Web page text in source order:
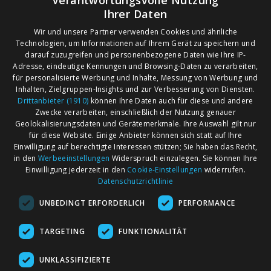
AGB
Impressum
Kontakt
Märkte nach Bundesländern
Märkte nach PLZ
Märkte nach Umkreis
Flohmarkt
Ihrer Daten
Wir und unsere Partner verwenden Cookies und ähnliche
Technologien, um Informationen auf Ihrem Gerät zu speichern und
darauf zuzugreifen und personenbezogene Daten wie Ihre IP-
Adresse, eindeutige Kennungen und Browsing-Daten zu verarbeiten,
für personalisierte Werbung und Inhalte, Messung von Werbung und
Inhalten, Zielgruppen-Insights und zur Verbesserung von Diensten.
Drittanbieter (1910) können Ihre Daten auch für diese und andere
Zwecke verarbeiten, einschließlich der Nutzung genauer
Geolokalisierungsdaten und Gerätemerkmale. Ihre Auswahl gilt nur
für diese Website. Einige Anbieter können sich statt auf Ihre
Einwilligung auf berechtigte Interessen stützen; Sie haben das Recht,
in den Werbeeinstellungen Widerspruch einzulegen. Sie können Ihre
Einwilligung jederzeit in den Cookie-Einstellungen widerrufen.
Datenschutzrichtlinie
UNBEDINGT ERFORDERLICH PERFORMANCE
TARGETING FUNKTIONALITÄT
UNKLASSIFIZIERTE